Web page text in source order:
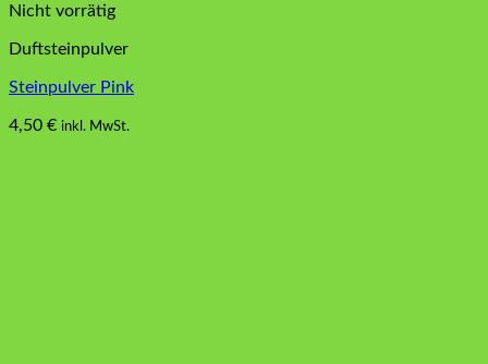
Nicht vorrätig
Duftsteinpulver
Steinpulver Pink
4,50 € inkl. MwSt.